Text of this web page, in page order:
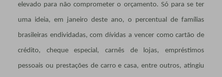
elevado para não comprometer o orçamento. Só para se ter
uma ideia, em janeiro deste ano, o percentual de famílias
brasileiras endividadas, com dívidas a vencer como cartão de
crédito, cheque especial, carnês de lojas, empréstimos
pessoais ou prestações de carro e casa, entre outros, atingiu